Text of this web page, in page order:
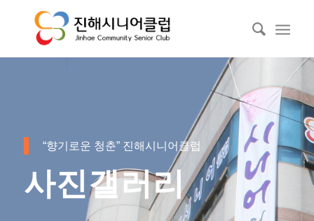
“향기로운 청춘” 진해시니어클럽
사진갤러리